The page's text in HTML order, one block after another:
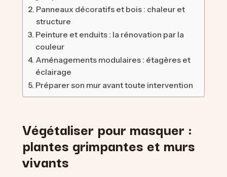
Panneaux décoratifs et bois : chaleur et
structure
Peinture et enduits : la rénovation par la
couleur
Aménagements modulaires : étagères et
éclairage
Préparer son mur avant toute intervention
Végétaliser pour masquer :
plantes grimpantes et murs
vivants